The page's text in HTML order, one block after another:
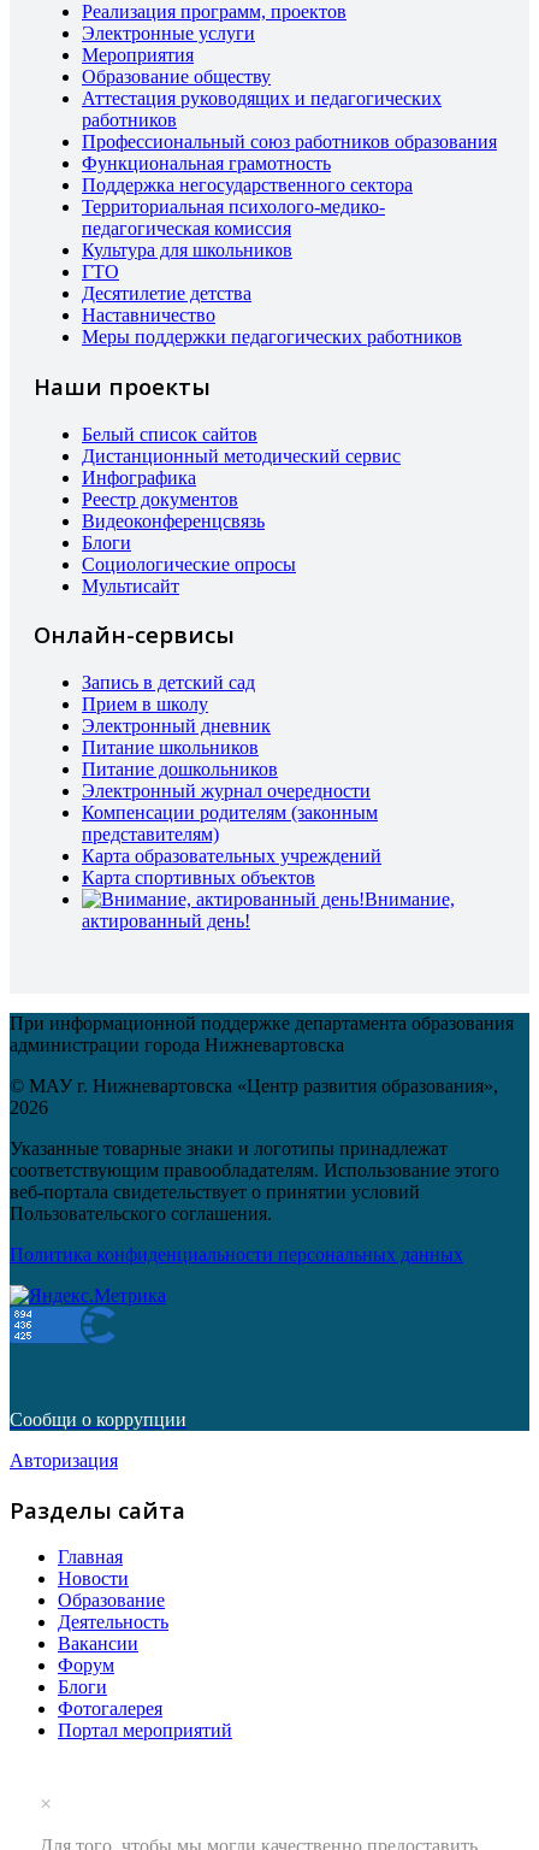
Реализация программ, проектов
Электронные услуги
Мероприятия
Образование обществу
Аттестация руководящих и педагогических
работников
Профессиональный союз работников образования
Функциональная грамотность
Поддержка негосударственного сектора
Территориальная психолого-медико-
педагогическая комиссия
Культура для школьников
ГТО
Десятилетие детства
Наставничество
Меры поддержки педагогических работников
Наши проекты
Белый список сайтов
Дистанционный методический сервис
Инфографика
Реестр документов
Видеоконференцсвязь
Блоги
Социологические опросы
Мультисайт
Онлайн-сервисы
Запись в детский сад
Прием в школу
Электронный дневник
Питание школьников
Питание дошкольников
Электронный журнал очередности
Компенсации родителям (законным
представителям)
Карта образовательных учреждений
Карта спортивных объектов
Внимание,
актированный день!
При информационной поддержке департамента образования
администрации города Нижневартовска
© МАУ г. Нижневартовска «Центр развития образования»,
2026
Указанные товарные знаки и логотипы принадлежат
соответствующим правообладателям. Использование этого
веб-портала свидетельствует о принятии условий
Пользовательского соглашения.
Политика конфиденциальности персональных данных
Сообщи о коррупции
Авторизация
Разделы сайта
Главная
Новости
Образование
Деятельность
Вакансии
Форум
Блоги
Фотогалерея
Портал мероприятий
×